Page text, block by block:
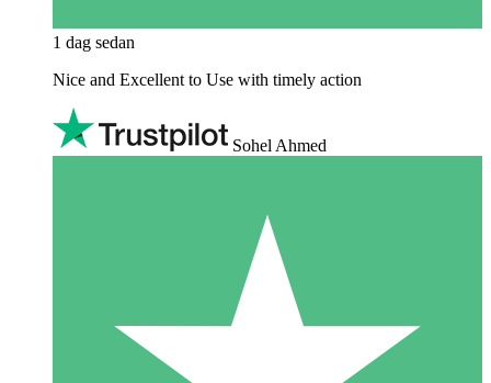
1 dag sedan
Nice and Excellent to Use with timely action
Sohel Ahmed